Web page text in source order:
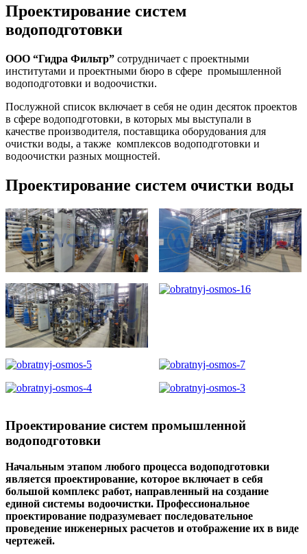
Проектирование систем
водоподготовки
ООО “Гидра Фильтр” сотрудничает с проектными
институтами и проектными бюро в сфере промышленной
водоподготовки и водоочистки.
Послужной список включает в себя не один десяток проектов
в сфере водоподготовки, в которых мы выступали в
качестве производителя, поставщика оборудования для
очистки воды, а также комплексов водоподготовки и
водоочистки разных мощностей.
Проектирование систем очистки воды
Проектирование систем промышленной
водоподготовки
Начальным этапом любого процесса водоподготовки
является проектирование, которое включает в себя
большой комплекс работ, направленный на создание
единой системы водоочистки. Профессиональное
проектирование подразумевает последовательное
проведение инженерных расчетов и отображение их в виде
чертежей.